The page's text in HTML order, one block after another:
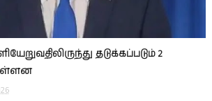
தடுக்கப்படும் 2
உள்ளன